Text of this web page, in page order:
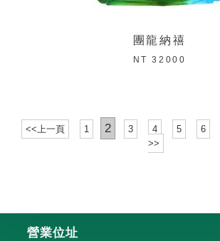
團龍納禧
NT 32000
<<上一頁 1 2 3 4 5 6
>>
營業位址